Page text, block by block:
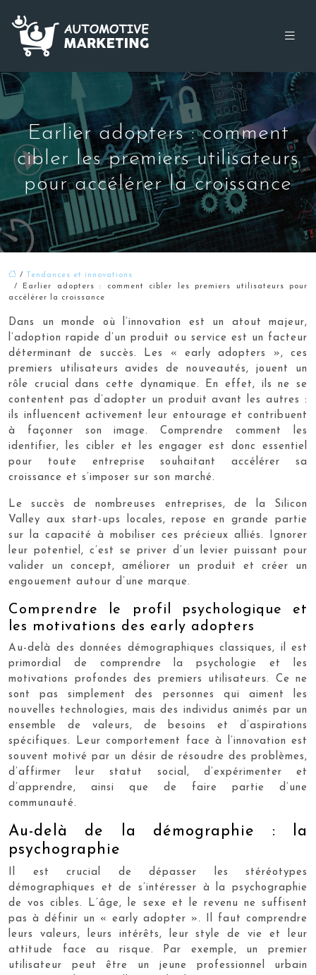
Earlier adopters : comment
cibler les premiers utilisateurs
pour accélérer la croissance
/
Tendances et innovations
/ Earlier adopters : comment cibler les premiers utilisateurs pour
accélérer la croissance
Dans un monde où l’innovation est un atout majeur,
l’adoption rapide d’un produit ou service est un facteur
déterminant de succès. Les « early adopters », ces
premiers utilisateurs avides de nouveautés, jouent un
rôle crucial dans cette dynamique. En effet, ils ne se
contentent pas d’adopter un produit avant les autres :
ils influencent activement leur entourage et contribuent
à façonner son image. Comprendre comment les
identifier, les cibler et les engager est donc essentiel
pour toute entreprise souhaitant accélérer sa
croissance et s’imposer sur son marché.
Le succès de nombreuses entreprises, de la Silicon
Valley aux start-ups locales, repose en grande partie
sur la capacité à mobiliser ces précieux alliés. Ignorer
leur potentiel, c’est se priver d’un levier puissant pour
valider un concept, améliorer un produit et créer un
engouement autour d’une marque.
Comprendre le profil psychologique et
les motivations des early adopters
Au-delà des données démographiques classiques, il est
primordial de comprendre la psychologie et les
motivations profondes des premiers utilisateurs. Ce ne
sont pas simplement des personnes qui aiment les
nouvelles technologies, mais des individus animés par un
ensemble de valeurs, de besoins et d’aspirations
spécifiques. Leur comportement face à l’innovation est
souvent motivé par un désir de résoudre des problèmes,
d’affirmer leur statut social, d’expérimenter et
d’apprendre, ainsi que de faire partie d’une
communauté.
Au-delà de la démographie : la
psychographie
Il est crucial de dépasser les stéréotypes
démographiques et de s’intéresser à la psychographie
de vos cibles. L’âge, le sexe et le revenu ne suffisent
pas à définir un « early adopter ». Il faut comprendre
leurs valeurs, leurs intérêts, leur style de vie et leur
attitude face au risque. Par exemple, un premier
utilisateur peut être un jeune professionnel urbain